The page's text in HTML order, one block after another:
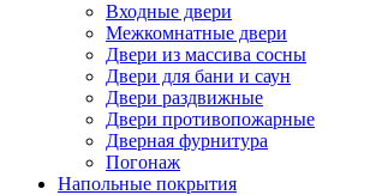
Входные двери
Межкомнатные двери
Двери из массива сосны
Двери для бани и саун
Двери раздвижные
Двери противопожарные
Дверная фурнитура
Погонаж
Напольные покрытия